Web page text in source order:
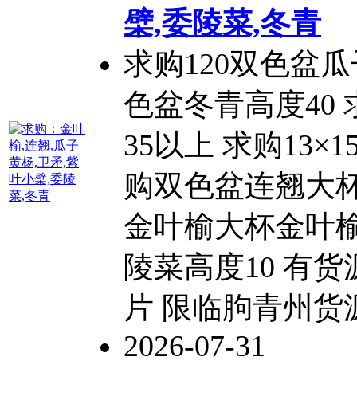
檗,委陵菜,冬青
求购120双色盆
色盆冬青高度40
35以上 求购
购双色盆连翘大
金叶榆大杯金叶
陵菜高度10 有
片 限临胊青州货
2026-07-31